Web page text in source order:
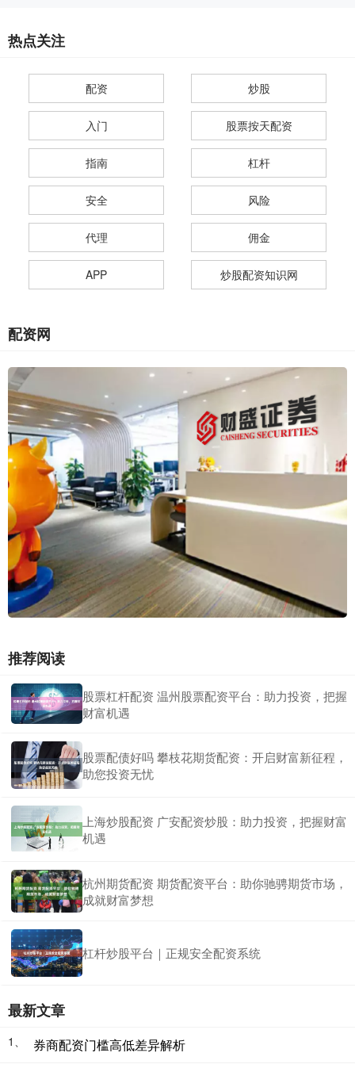
热点关注
配资 炒股
入门 股票按天配资
指南 杠杆
安全 风险
代理 佣金
APP 炒股配资知识网
配资网
推荐阅读
股票杠杆配资 温州股票配资平台：助力投资，把握
财富机遇
股票配债好吗 攀枝花期货配资：开启财富新征程，
助您投资无忧
上海炒股配资 广安配资炒股：助力投资，把握财富
机遇
杭州期货配资 期货配资平台：助你驰骋期货市场，
成就财富梦想
杠杆炒股平台｜正规安全配资系统
最新文章
1、 券商配资门槛高低差异解析